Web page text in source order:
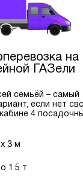
на
ГАЗели
семьёй – самый
если нет
4
3 м
1.5 т